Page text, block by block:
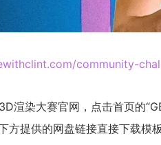
community-
渲染大赛官网，点击首页的
方提供的网盘链接直接下载模板